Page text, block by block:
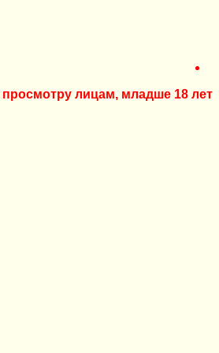
лицам, младше 18 лет